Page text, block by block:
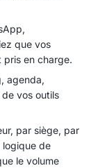
que vos
pris en charge.
agenda,
vos outils
par siège, par
logique de
le volume